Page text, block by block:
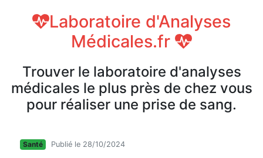
Laboratoire d'Analyses
Médicales.fr
Trouver le laboratoire d'analyses
médicales le plus près de chez vous
pour réaliser une prise de sang.
Santé Publié le 28/10/2024